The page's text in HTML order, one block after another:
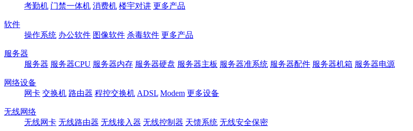
考勤机 门禁一体机 消费机 楼宇对讲 更多产品
软件
操作系统 办公软件 图像软件 杀毒软件 更多产品
服务器
服务器 服务器CPU 服务器内存 服务器硬盘 服务器主板 服务器准系统 服务器配件 服务器机箱 服务器电源
网络设备
网卡 交换机 路由器 程控交换机 ADSL Modem 更多设备
无线网络
无线网卡 无线路由器 无线接入器 无线控制器 天馈系统 无线安全保密